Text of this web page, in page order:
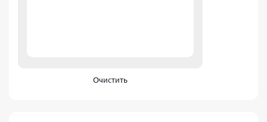
Очистить